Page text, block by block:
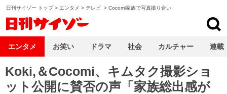
日刊サイゾー トップ> エンタメ > テレビ > Cocomi家族で写真撮り合い
Koki,＆Cocomi、キムタク撮影ショ
ット公開に賛否の声「家族総出感が
エンタメ お笑い ドラマ 社会 カルチャー 連載